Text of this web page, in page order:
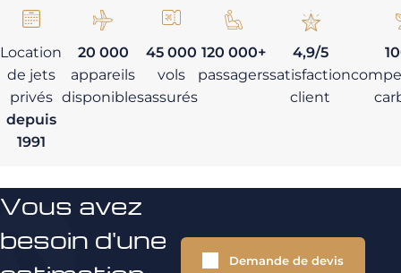
Location
de jets
privés
depuis
1991
20 000
appareils
disponibles
45 000
vols
assurés
120 000+
passagers
4,9/5
satisfaction
client
Vous avez
besoin d'une
Demande de devis